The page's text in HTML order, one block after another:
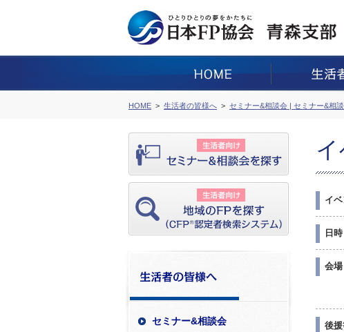
HOME 生活者の皆様へ セミナー&相談会 | セミナー&相
セミナー&相談会
イ
日時
会場
後